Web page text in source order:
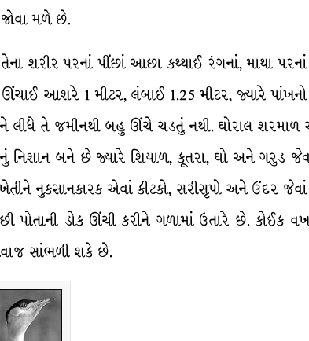
જોવા મળે છે.
શરીર પરનાં પીંછાં આછા કથ્થાઈ રંગનાં, માથા
આશરે 1 મીટર, લંબાઈ 1.25 મીટર, જ્યારે પાંખનો
લીધે તે જમીનથી બહુ ઊંચે ચડતું નથી. ઘોરાલ
નિશાન બને છે જ્યારે શિયાળ, કૂતરા, ઘો અને ગરુડ
નુકસાનકારક એવાં કીટકો, સરીસૃપો અને ઉંદર
ડોક ઊંચી કરીને ગળામાં ઉતારે છે. કોઈક
સાંભળી શકે છે.